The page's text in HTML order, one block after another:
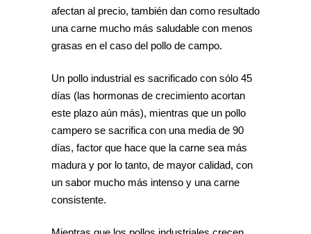
afectan al precio, también dan como resultado
una carne mucho más saludable con menos
grasas en el caso del pollo de campo.
Un pollo industrial es sacrificado con sólo 45
días (las hormonas de crecimiento acortan
este plazo aún más), mientras que un pollo
campero se sacrifica con una media de 90
días, factor que hace que la carne sea más
madura y por lo tanto, de mayor calidad, con
un sabor mucho más intenso y una carne
consistente.